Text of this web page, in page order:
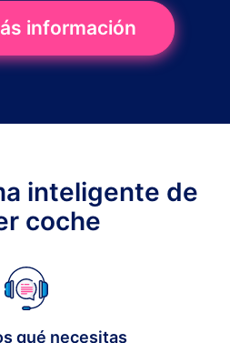
información
inteligente de
coche
qué necesitas